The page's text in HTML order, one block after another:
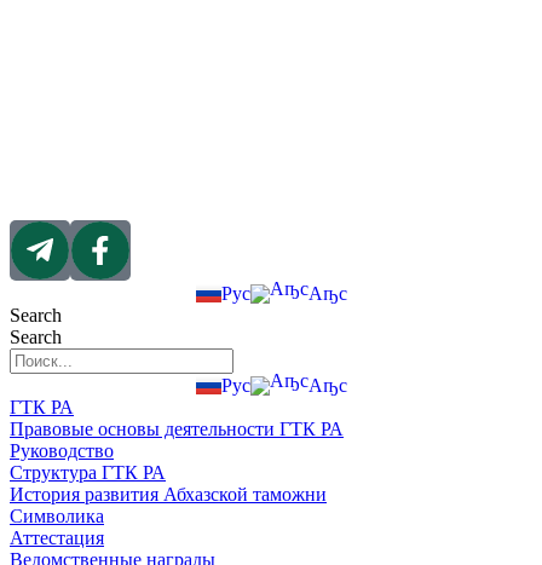
Рус
Аҧс
Search
Search
Рус
Аҧс
ГТК РА
Правовые основы деятельности ГТК РА
Руководство
Структура ГТК РА
История развития Абхазской таможни
Символика
Аттестация
Ведомственные награды